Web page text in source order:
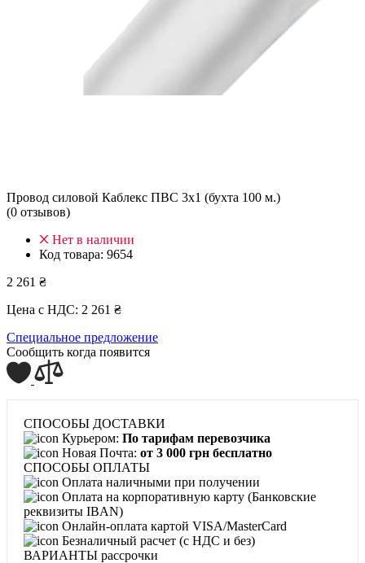
Провод силовой Каблекс ПВС 3х1 (бухта 100 м.)
(0 отзывов)
Нет в наличии
Код товара: 9654
2 261 ₴
Цена с НДС: 2 261 ₴
Специальное предложение
Сообщить когда появится
СПОСОБЫ ДОСТАВКИ
Курьером: По тарифам перевозчика
Новая Почта: от 3 000 грн бесплатно
СПОСОБЫ ОПЛАТЫ
Оплата наличными при получении
Оплата на корпоративную карту (Банковские
реквизиты IBAN)
Онлайн-оплата картой VISA/MasterCard
Безналичный расчет (с НДС и без)
ВАРИАНТЫ рассрочки